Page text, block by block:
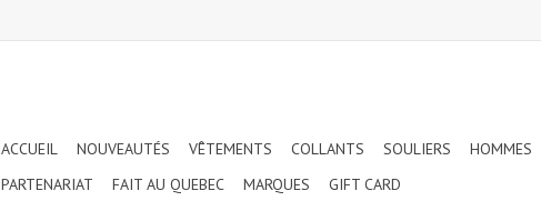
ACCUEIL NOUVEAUTÉS VÊTEMENTS COLLANTS SOULIERS HOMMES
PARTENARIAT
FAIT AU QUEBEC MARQUES GIFT CARD